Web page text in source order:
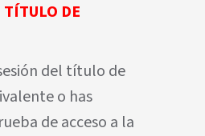
DE
del título de
o has
de acceso a la